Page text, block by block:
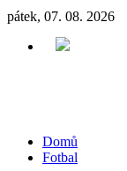
pátek, 07. 08. 2026
Domů
Fotbal